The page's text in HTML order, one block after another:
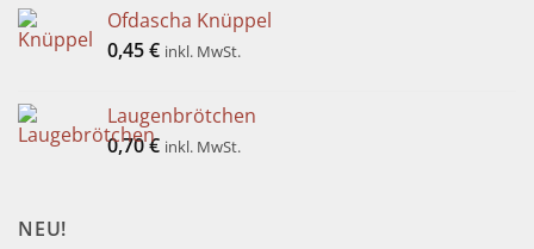
Ofdascha Knüppel
0,45€ inkl. MwSt.
Laugenbrötchen
0,70€ inkl. MwSt.
NEU!